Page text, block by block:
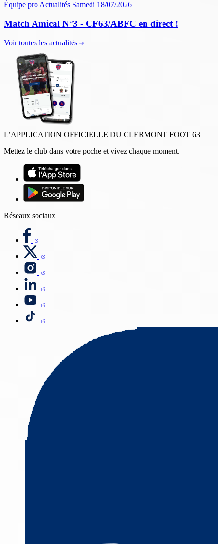
Équipe pro Actualités Samedi 18/07/2026
Match Amical N°3 - CF63/ABFC en direct !
Voir toutes les actualités
L’APPLICATION OFFICIELLE DU CLERMONT FOOT 63
Mettez le club dans votre poche et vivez chaque moment.
Réseaux sociaux